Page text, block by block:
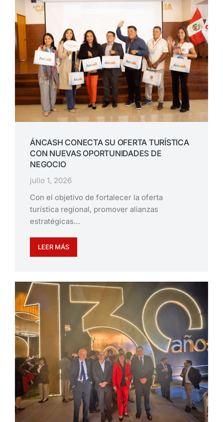
ÁNCASH CONECTA SU OFERTA TURÍSTICA
CON NUEVAS OPORTUNIDADES DE
NEGOCIO
julio 1, 2026
Con el objetivo de fortalecer la oferta
turística regional, promover alianzas
estratégicas…
LEER MÁS